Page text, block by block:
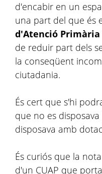
d'encabir en un
una part del que és
d'Atenció Primària
de reduir part dels
la conseqüent
ciutadania.
És cert que s'hi
que no es
disposava amb
És curiós que la
d'un CUAP que